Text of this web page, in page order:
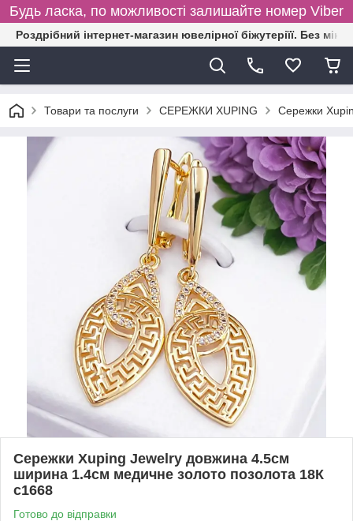
Будь ласка, по можливості залишайте номер Viber
Роздрібний інтернет-магазин ювелірної біжутеріїї. Без
Товари та послуги СЕРЕЖКИ XUPING Сережки
Сережки Xuping Jewelry довжина 4.5см
ширина 1.4см медичне золото позолота 18К
с1668
Готово до відправки